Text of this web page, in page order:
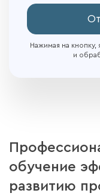
Нажимая на кнопку,
и
обучение
развитию